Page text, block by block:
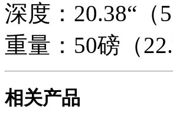
深度：20.38“（
重量：50磅（
相关产品